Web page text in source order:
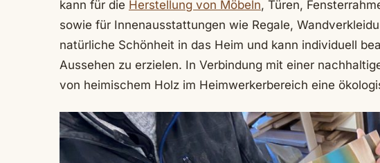
kann für die Herstellung von Möbeln, Türen,
sowie für Innenausstattungen wie Regale,
natürliche Schönheit in das Heim und kann individuell
Aussehen zu erzielen. In Verbindung mit einer
von heimischem Holz im Heimwerkerbereich eine